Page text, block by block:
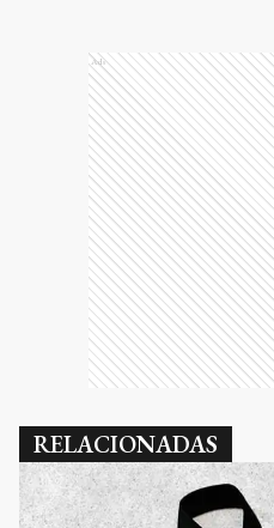
Ads
RELACIONADAS